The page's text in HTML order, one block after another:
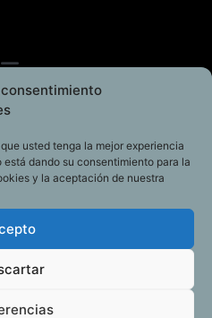
usted tenga la mejor experiencia
dando su consentimiento para la
y la aceptación de nuestra